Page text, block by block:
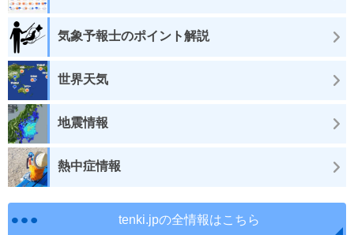
気象予報士のポイント解説
世界天気
地震情報
熱中症情報
tenki.jpの全情報はこちら